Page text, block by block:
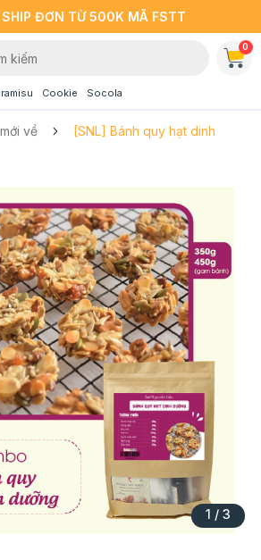
ĐƠN TỪ 500K MÃ FSTT
Cookie Socola
0
về
[SNL] Bánh quy hạt dinh
1 / 3